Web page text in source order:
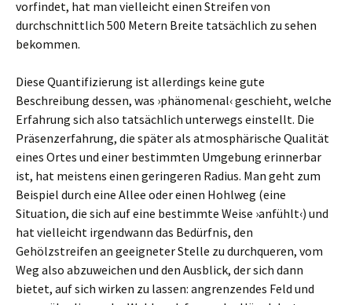
vorfindet, hat man vielleicht einen Streifen von
durchschnittlich 500 Metern Breite tatsächlich zu sehen
bekommen.
Diese Quantifizierung ist allerdings keine gute
Beschreibung dessen, was ›phänomenal‹ geschieht, welche
Erfahrung sich also tatsächlich unterwegs einstellt. Die
Präsenzerfahrung, die später als atmosphärische Qualität
eines Ortes und einer bestimmten Umgebung erinnerbar
ist, hat meistens einen geringeren Radius. Man geht zum
Beispiel durch eine Allee oder einen Hohlweg (eine
Situation, die sich auf eine bestimmte Weise ›anfühlt‹) und
hat vielleicht irgendwann das Bedürfnis, den
Gehölzstreifen an geeigneter Stelle zu durchqueren, vom
Weg also abzuweichen und den Ausblick, der sich dann
bietet, auf sich wirken zu lassen: angrenzendes Feld und